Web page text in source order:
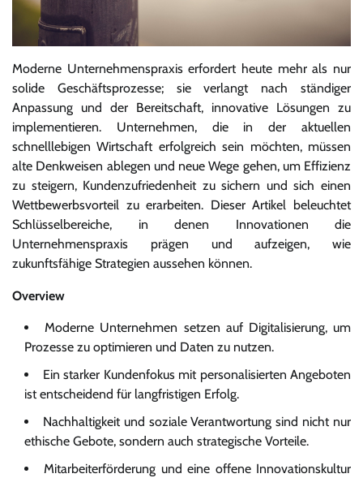
Moderne Unternehmenspraxis erfordert heute mehr als nur
solide Geschäftsprozesse; sie verlangt nach ständiger
Anpassung und der Bereitschaft, innovative Lösungen zu
implementieren. Unternehmen, die in der aktuellen
schnelllebigen Wirtschaft erfolgreich sein möchten, müssen
alte Denkweisen ablegen und neue Wege gehen, um Effizienz
zu steigern, Kundenzufriedenheit zu sichern und sich einen
Wettbewerbsvorteil zu erarbeiten. Dieser Artikel beleuchtet
Schlüsselbereiche, in denen Innovationen die
Unternehmenspraxis prägen und aufzeigen, wie
zukunftsfähige Strategien aussehen können.
Overview
Moderne Unternehmen setzen auf Digitalisierung, um
Prozesse zu optimieren und Daten zu nutzen.
Ein starker Kundenfokus mit personalisierten Angeboten
ist entscheidend für langfristigen Erfolg.
Nachhaltigkeit und soziale Verantwortung sind nicht nur
ethische Gebote, sondern auch strategische Vorteile.
Mitarbeiterförderung und eine offene Innovationskultur